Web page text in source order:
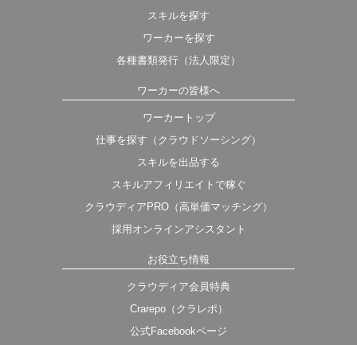
スキルを探す
ワーカーを探す
各種書類発行（法人限定）
ワーカーの皆様へ
ワーカートップ
仕事を探す（クラウドソーシング）
スキルを出品する
スキルアフィリエイトで稼ぐ
クラウディアPRO（高単価マッチング）
採用オンラインアシスタント
お役立ち情報
クラウディア会員特典
Crarepo（クラレポ）
公式Facebookページ